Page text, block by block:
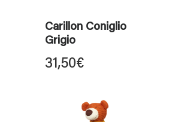
Carillon Coniglio
Grigio
31,50€